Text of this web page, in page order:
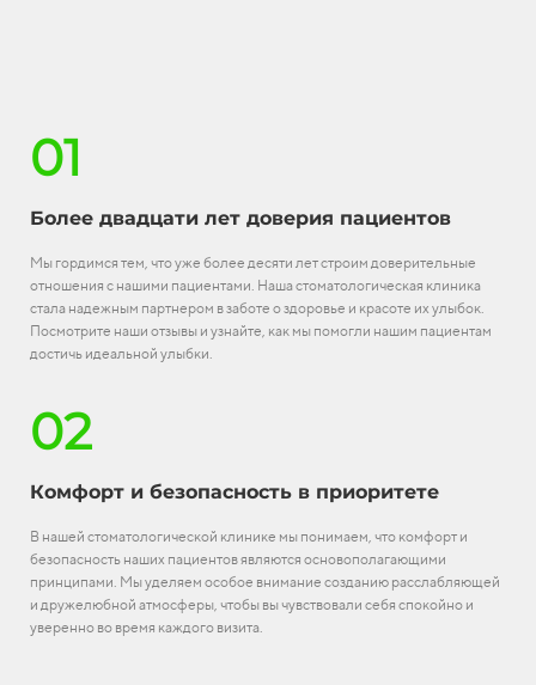
01
Более двадцати лет доверия пациентов
Мы гордимся тем, что уже более десяти лет строим доверительные
отношения с нашими пациентами. Наша стоматологическая клиника
стала надежным партнером в заботе о здоровье и красоте их улыбок.
Посмотрите наши отзывы и узнайте, как мы помогли нашим пациентам
достичь идеальной улыбки.
02
Комфорт и безопасность в приоритете
В нашей стоматологической клинике мы понимаем, что комфорт и
безопасность наших пациентов являются основополагающими
принципами. Мы уделяем особое внимание созданию расслабляющей
и дружелюбной атмосферы, чтобы вы чувствовали себя спокойно и
уверенно во время каждого визита.